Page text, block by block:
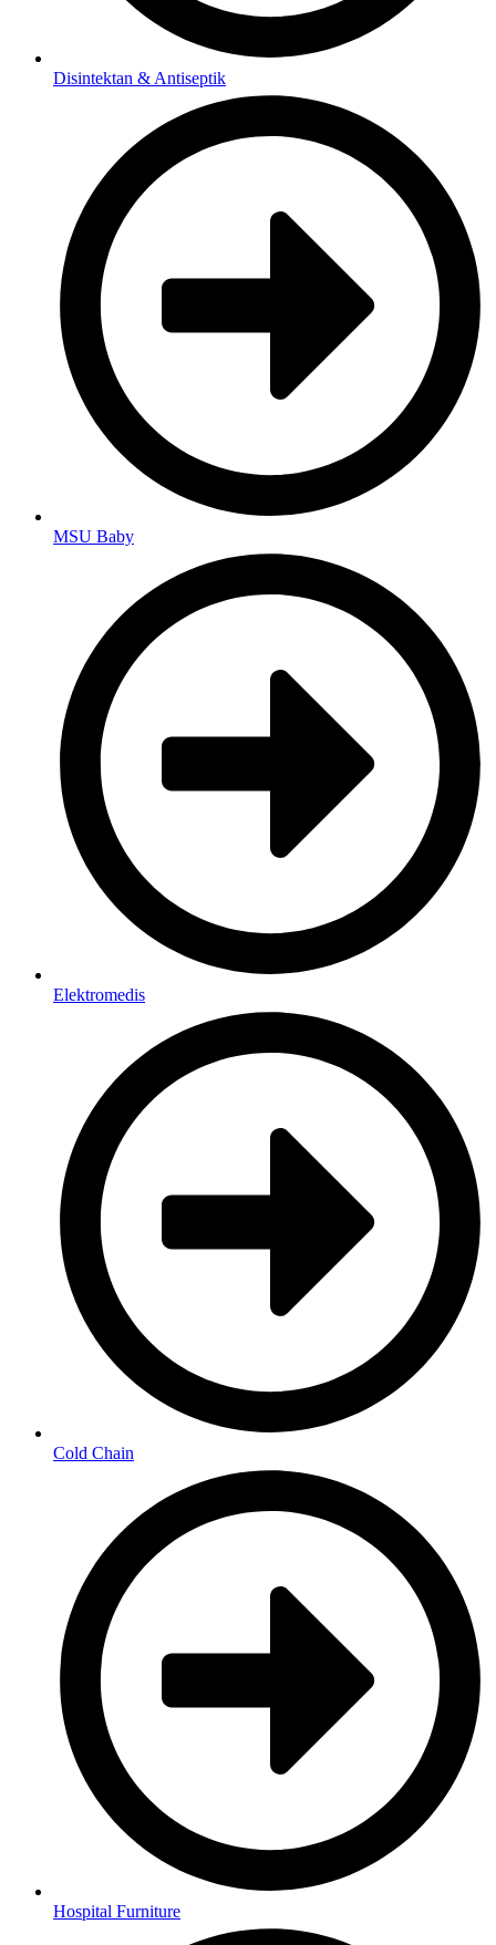
Disintektan & Antiseptik
MSU Baby
Elektromedis
Cold Chain
Hospital Furniture